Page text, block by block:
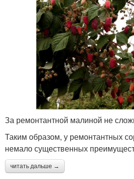
За ремонтантной малиной не
Таким образом, у ремонтантных
немало существенных
читать дальше →